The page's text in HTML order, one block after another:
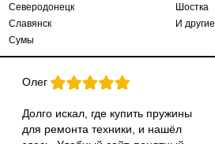
Северодонецк
Славянск
Сумы
Шостка
И другие
Олег
Долго искал, где купить пружины
для ремонта техники, и нашёл